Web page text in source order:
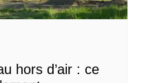
hors d’air : ce